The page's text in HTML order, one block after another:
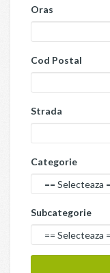
Oras
Cod Postal
Strada
Categorie
Subcategorie